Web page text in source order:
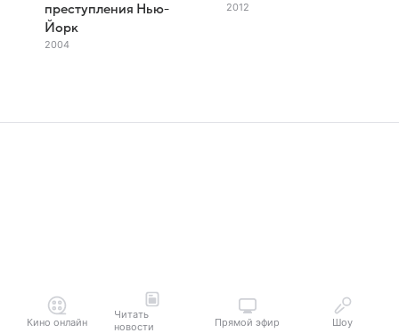
преступления Нью-
Йорк
2004
2012
Кино онлайн
Читать
новости
Прямой эфир Шоу